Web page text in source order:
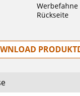
Werbefahne
Rückseite